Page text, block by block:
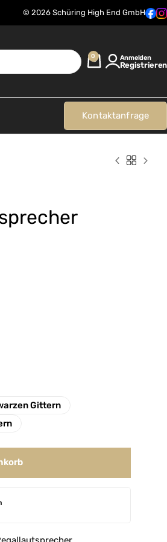
© 2026 Schüring High End GmbH
0 Anmelden
Registrieren
Kontaktanfrage
Gittern